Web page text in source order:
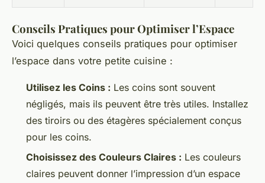
Conseils Pratiques pour Optimiser l’Espace
Voici quelques conseils pratiques pour optimiser
l’espace dans votre petite cuisine :
Utilisez les Coins : Les coins sont souvent
négligés, mais ils peuvent être très utiles. Installez
des tiroirs ou des étagères spécialement conçus
pour les coins.
Choisissez des Couleurs Claires : Les couleurs
claires peuvent donner l’impression d’un espace